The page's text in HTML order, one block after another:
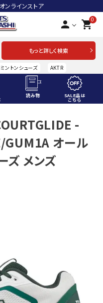
ンラインストア
person 0
shopping_cart
もっと詳しく検索
ントンシューズ AKTR
読み物 SALE品は
こちら
-
GUM1A オール
ズ メンズ